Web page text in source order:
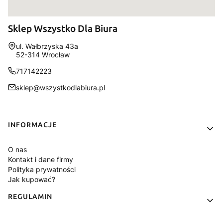
Sklep Wszystko Dla Biura
Adres:
ul. Wałbrzyska 43a
52-314 Wrocław
717142223
sklep@wszystkodlabiura.pl
Linki w stopce
INFORMACJE
O nas
Kontakt i dane firmy
Polityka prywatności
Jak kupować?
REGULAMIN